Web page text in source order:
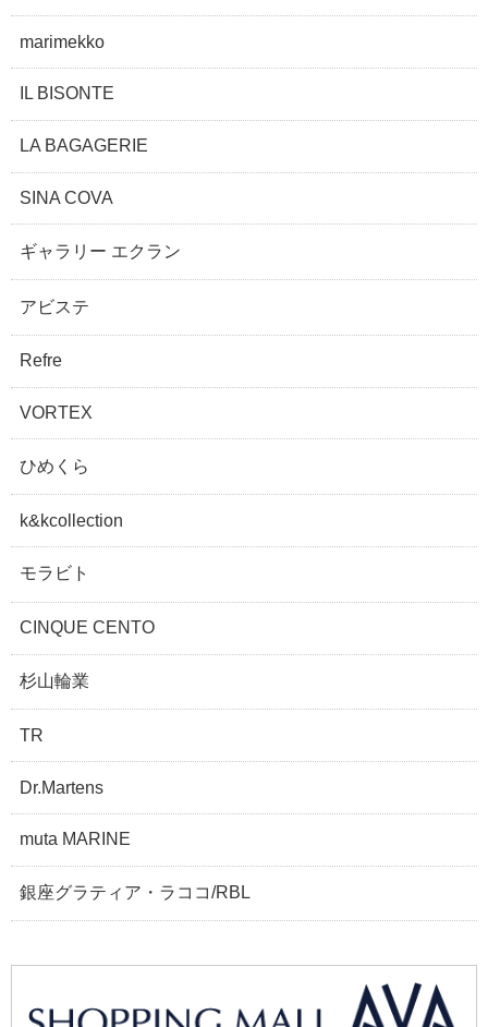
marimekko
IL BISONTE
LA BAGAGERIE
SINA COVA
ギャラリー エクラン
アビステ
Refre
VORTEX
ひめくら
k&kcollection
モラビト
CINQUE CENTO
杉山輪業
TR
Dr.Martens
muta MARINE
銀座グラティア・ラココ/RBL